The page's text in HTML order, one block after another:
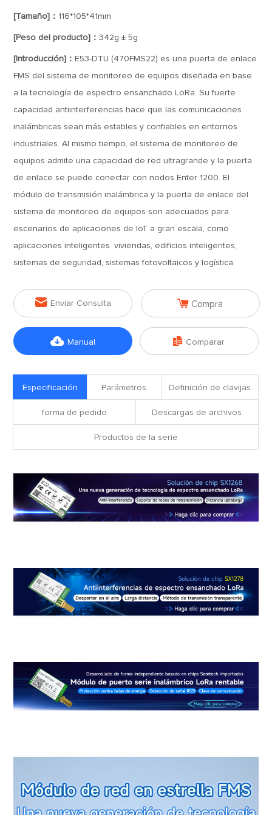
[Tamaño]： 116*105*41mm
[Peso del producto]：342g ± 5g
[Introducción]： E53-DTU (470FMS22) es una puerta de enlace
FMS del sistema de monitoreo de equipos diseñada en base
a la tecnología de espectro ensanchado LoRa. Su fuerte
capacidad antiinterferencias hace que las comunicaciones
inalámbricas sean más estables y confiables en entornos
industriales. Al mismo tiempo, el sistema de monitoreo de
equipos admite una capacidad de red ultragrande y la puerta
de enlace se puede conectar con nodos Enter 1200. El
módulo de transmisión inalámbrica y la puerta de enlace del
sistema de monitoreo de equipos son adecuados para
escenarios de aplicaciones de IoT a gran escala, como
aplicaciones inteligentes. viviendas, edificios inteligentes,
sistemas de seguridad, sistemas fotovoltaicos y logística.
 Enviar Consulta  Compra
 Manual  Comparar
Especificación Parámetros Definición de clavijas
forma de pedido Descargas de archivos
Productos de la serie